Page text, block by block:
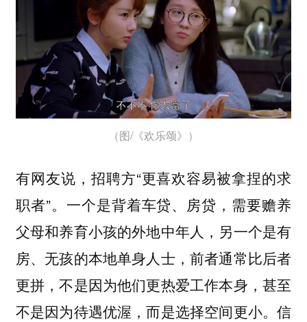
（图/《欢乐颂》）
有网友说，招聘方“更喜欢容易被拿捏的求
职者”。一个是背着车贷、房贷，需要赡养
父母和养育小孩的外地中年人，另一个是有
房、无孩的本地单身人士，前者通常比后者
更拼，不是因为他们更热爱工作本身，甚至
不是因为待遇优渥，而是选择空间更小。信